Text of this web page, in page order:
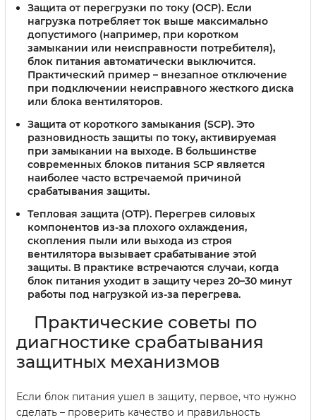
Защита от перегрузки по току (OCP). Если
нагрузка потребляет ток выше максимально
допустимого (например, при коротком
замыкании или неисправности потребителя),
блок питания автоматически выключится.
Практический пример – внезапное отключение
при подключении неисправного жесткого диска
или блока вентиляторов.
Защита от короткого замыкания (SCP). Это
разновидность защиты по току, активируемая
при замыкании на выходе. В большинстве
современных блоков питания SCP является
наиболее часто встречаемой причиной
срабатывания защиты.
Тепловая защита (OTP). Перегрев силовых
компонентов из-за плохого охлаждения,
скопления пыли или выхода из строя
вентилятора вызывает срабатывание этой
защиты. В практике встречаются случаи, когда
блок питания уходит в защиту через 20–30 минут
работы под нагрузкой из-за перегрева.
Практические советы по
диагностике срабатывания
защитных механизмов
Если блок питания ушел в защиту, первое, что нужно
сделать – проверить качество и правильность